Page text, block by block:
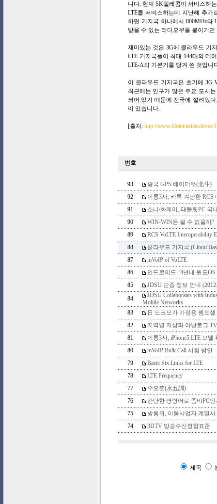
니다. 현재 SK텔레콤이 서비스하
LTE를 서비스하는데 지난해 추가
하면 기지국 하나에서 800MHz와
받을 수 있는 라디오부를 붙이기
재미있는 것은 3G에 클라우드 기
LTE 기지국들이 최대 144대의 데
LTE-A의 기본기를 당겨 쓴 것입니
이 클라우드 기지국은 초기에 3G
최근에는 인구가 많은 주요 도시
되어 있기 때문에 전국에 깔려있
이 있습니다.
[출처: http://www.bloter.net/archives/
번호
93
중국 GPS 베이더우(北斗)
92
이통3사, 카톡 겨냥한 RCS
91
소니/화웨이, 태블릿PC 국
90
WIN-WIN은 될 수 없을까?
89
RCS VoLTE Interoperability
88
클라우드 기지국 (Cloud
87
mVoIP of VoLTE
86
안드로이드, '4년내 윈도OS
85
JDSU 단종 정보 안내
84
JDSU Collaborates with
Mobile Networks
83
日 도코모가 가정용 펨토셀
82
지역별 지상파 아날로그
81
이통3사, iPhone5 LTE 모델
80
mVoIP Bulk Call 시험 방안
79
Basic Six Links for LTE
78
LTE Frequency
77
수오훈(水五訓)
76
간단한 명령어로 좀비PC인
75
방통위, 이통사업자 계열
74
3DTV 방송수신정합표준
제목